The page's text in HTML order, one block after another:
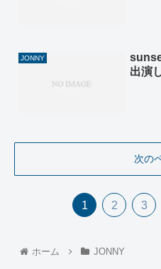
JONNY
出演
次の
1 2 3
ホーム JONNY